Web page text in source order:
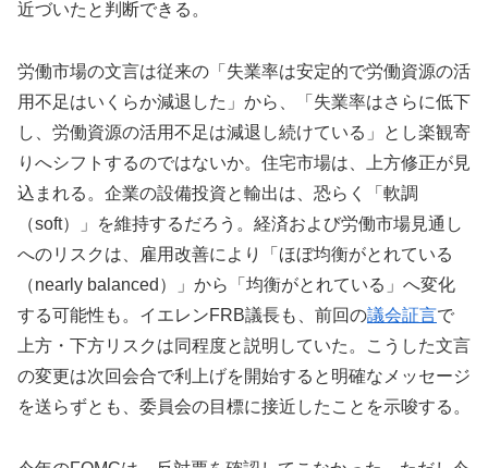
近づいたと判断できる。
労働市場の文言は従来の「失業率は安定的で労働資源の活
用不足はいくらか減退した」から、「失業率はさらに低下
し、労働資源の活用不足は減退し続けている」とし楽観寄
りへシフトするのではないか。住宅市場は、上方修正が見
込まれる。企業の設備投資と輸出は、恐らく「軟調
（soft）」を維持するだろう。経済および労働市場見通し
へのリスクは、雇用改善により「ほぼ均衡がとれている
（nearly balanced）」から「均衡がとれている」へ変化
する可能性も。イエレンFRB議長も、前回の議会証言で
上方・下方リスクは同程度と説明していた。こうした文言
の変更は次回会合で利上げを開始すると明確なメッセージ
を送らずとも、委員会の目標に接近したことを示唆する。